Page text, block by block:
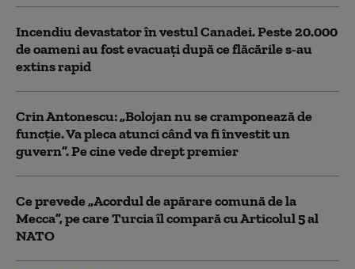
Incendiu devastator în vestul Canadei. Peste 20.000
de oameni au fost evacuați după ce flăcările s-au
extins rapid
Crin Antonescu: „Bolojan nu se cramponează de
funcție. Va pleca atunci când va fi învestit un
guvern”. Pe cine vede drept premier
Ce prevede „Acordul de apărare comună de la
Mecca”, pe care Turcia îl compară cu Articolul 5 al
NATO